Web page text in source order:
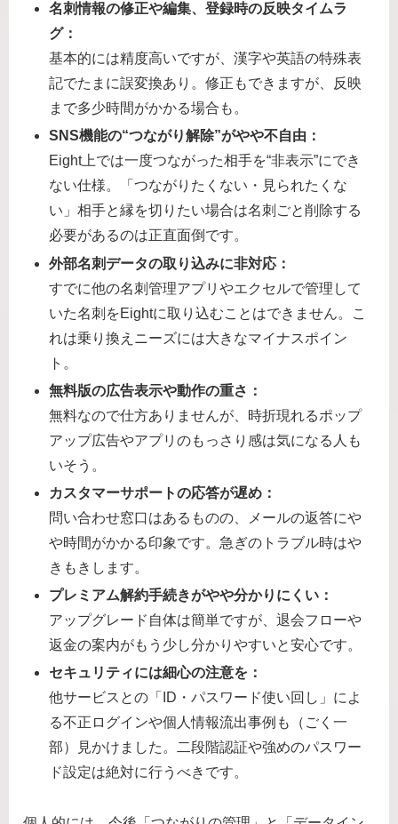
名刺情報の修正や編集、登録時の反映タイムラ
グ：
基本的には精度高いですが、漢字や英語の特殊表
記でたまに誤変換あり。修正もできますが、反映
まで多少時間がかかる場合も。
SNS機能の“つながり解除”がやや不自由：
Eight上では一度つながった相手を“非表示”にでき
ない仕様。「つながりたくない・見られたくな
い」相手と縁を切りたい場合は名刺ごと削除する
必要があるのは正直面倒です。
外部名刺データの取り込みに非対応：
すでに他の名刺管理アプリやエクセルで管理して
いた名刺をEightに取り込むことはできません。こ
れは乗り換えニーズには大きなマイナスポイン
ト。
無料版の広告表示や動作の重さ：
無料なので仕方ありませんが、時折現れるポップ
アップ広告やアプリのもっさり感は気になる人も
いそう。
カスタマーサポートの応答が遅め：
問い合わせ窓口はあるものの、メールの返答にや
や時間がかかる印象です。急ぎのトラブル時はや
きもきします。
プレミアム解約手続きがやや分かりにくい：
アップグレード自体は簡単ですが、退会フローや
返金の案内がもう少し分かりやすいと安心です。
セキュリティには細心の注意を：
他サービスとの「ID・パスワード使い回し」によ
る不正ログインや個人情報流出事例も（ごく一
部）見かけました。二段階認証や強めのパスワー
ド設定は絶対に行うべきです。